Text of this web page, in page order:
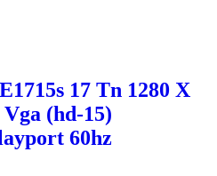
17 Tn 1280 X
Vga (hd-15)
60hz